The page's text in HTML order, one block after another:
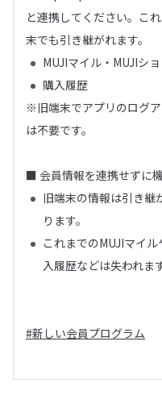
と連携してください。こ
末でも引き継がれます。
MUJIマイル・MUJIシ
購入履歴
※旧端末でアプリのログ
は不要です。
■ 会員情報を連携せずに
旧端末の情報は引き継
ります。
これまでのMUJIマイ
入履歴などは失われま
#新しい会員プログラム